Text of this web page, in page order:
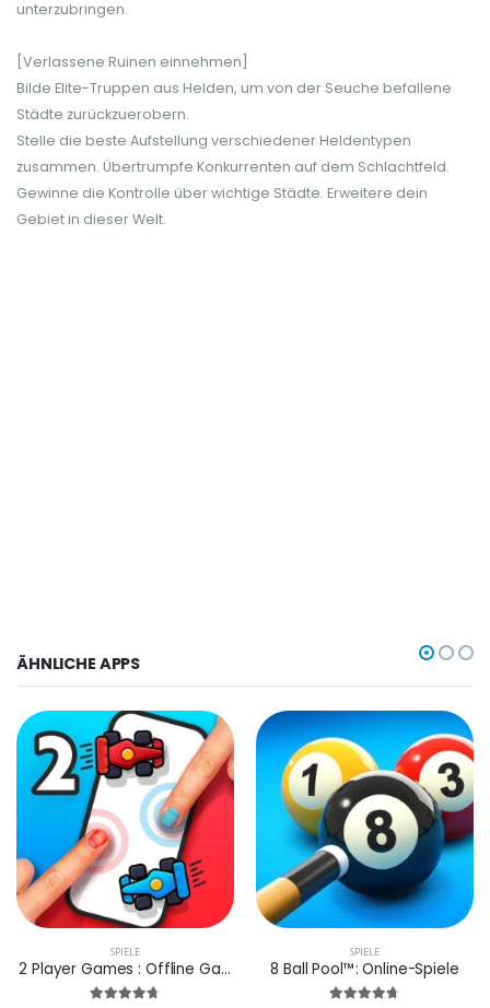
unterzubringen.
[Verlassene Ruinen einnehmen]
Bilde Elite-Truppen aus Helden, um von der Seuche befallene
Städte zurückzuerobern.
Stelle die beste Aufstellung verschiedener Heldentypen
zusammen. Übertrumpfe Konkurrenten auf dem Schlachtfeld.
Gewinne die Kontrolle über wichtige Städte. Erweitere dein
Gebiet in dieser Welt.
ÄHNLICHE APPS
SPIELE
2 Player Games : Offline Games
SPIELE
8 Ball Pool™: Online-Spiele